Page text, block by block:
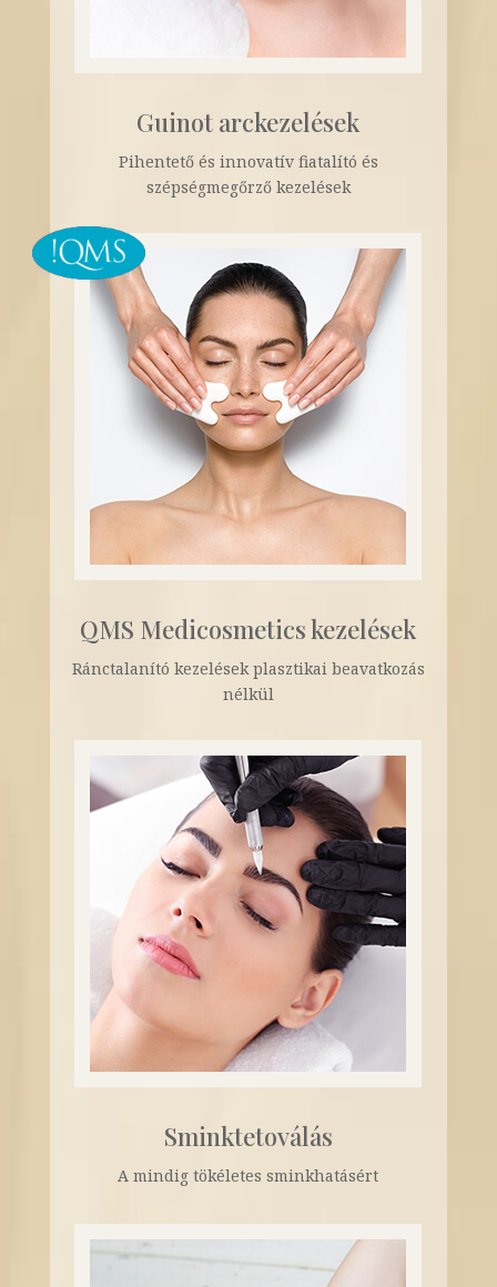
Guinot arckezelések
Pihentető és innovatív fiatalító és
szépségmegőrző kezelések
QMS Medicosmetics kezelések
Ránctalanító kezelések plasztikai beavatkozás
nélkül
Sminktetoválás
A mindig tökéletes sminkhatásért